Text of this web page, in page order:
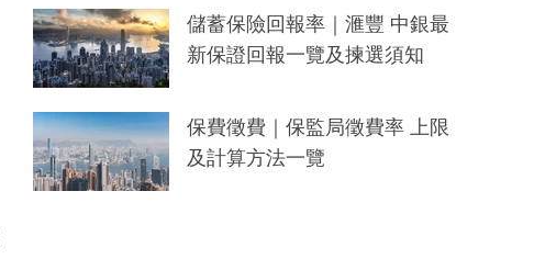
儲蓄保險回報率｜滙豐 中銀最
新保證回報一覽及揀選須知
保費徵費｜保監局徵費率 上限
及計算方法一覽